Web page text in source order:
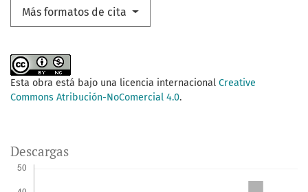
Más formatos de cita
Esta obra está bajo una licencia internacional Creative
Commons Atribución-NoComercial 4.0.
Descargas